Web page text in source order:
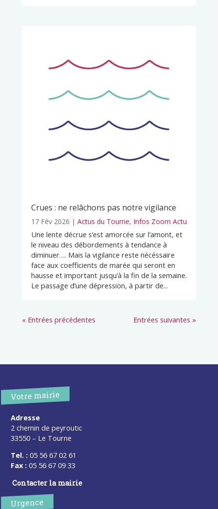
Crues : ne relâchons pas notre vigilance
17 Fév 2026 | Actus du Tourne, Infos Zoom Actu
Une lente décrue s’est amorcée sur l’amont, et
le niveau des débordements à tendance à
diminuer…. Mais la vigilance reste nécéssaire
face aux coefficients de marée qui seront en
hausse et important jusqu’à la fin de la semaine.
Le passage d’une dépression, à partir de...
« Entrées précédentes Entrées suivantes »
Votre mairie
Adresse
2 chemin de peyroutic
33550 – Le Tourne
Tel. : 05 56 67 02 61
Fax : 05 56 67 09 33
Contacter la mairie
Urgence